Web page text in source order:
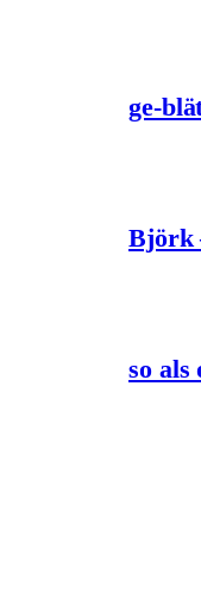
ge-
Björk
so als